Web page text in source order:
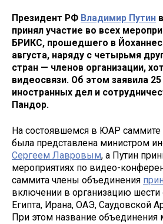
Президент РФ Владимир Путин
принял участие во всех
БРИКС, прошедшего в
августа, наряду с четырьмя
стран — членов организации,
видеосвязи. Об этом заявила
иностранных дел и
Пандор.
На состоявшемся в ЮАР
была представлена министром
Сергеем Лавровым, а Путин
мероприятиях по видео-
саммита члены объединения
включении в организацию шести
Египта, Ирана, ОАЭ, Саудовской
При этом название объединения